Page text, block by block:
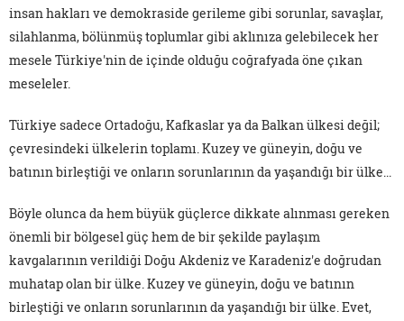
insan hakları ve demokraside gerileme gibi sorunlar, savaşlar,
silahlanma, bölünmüş toplumlar gibi aklınıza gelebilecek her
mesele Türkiye'nin de içinde olduğu coğrafyada öne çıkan
meseleler.
Türkiye sadece Ortadoğu, Kafkaslar ya da Balkan ülkesi değil;
çevresindeki ülkelerin toplamı. Kuzey ve güneyin, doğu ve
batının birleştiği ve onların sorunlarının da yaşandığı bir ülke...
Böyle olunca da hem büyük güçlerce dikkate alınması gereken
önemli bir bölgesel güç hem de bir şekilde paylaşım
kavgalarının verildiği Doğu Akdeniz ve Karadeniz'e doğrudan
muhatap olan bir ülke. Kuzey ve güneyin, doğu ve batının
birleştiği ve onların sorunlarının da yaşandığı bir ülke. Evet,